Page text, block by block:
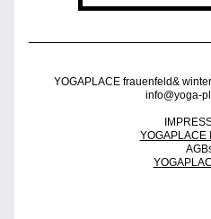
YOGAPLACE frauenfeld&
info@yoga-
YOGAPLACE